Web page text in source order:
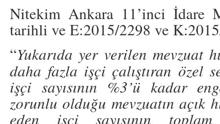
Nitekim Ankara 11’inci İdare
tarihli ve E:2015/2298 ve
“Yukarıda yer verilen mevzuat
daha fazla işçi çalıştıran özel
işçi sayısının %3’ü kadar
zorunlu olduğu mevzuatın açık
eden işçi sayısının